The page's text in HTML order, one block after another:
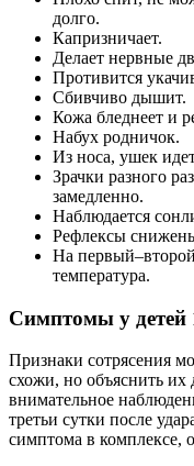
долго.
Капризничает.
Делает нервные
Противится
Сбивчиво дышит.
Кожа бледнеет и
Набух родничок.
Из носа, ушек
Зрачки разного
замедленно.
Наблюдается
Рефлексы
На
температура.
Симптомы у детей
Признаки сотрясения
схожи, но объяснить их
внимательное
третьи сутки после
симптома в комплексе,